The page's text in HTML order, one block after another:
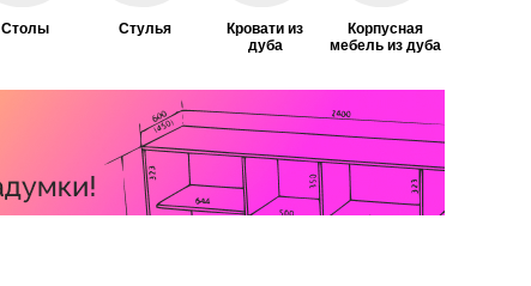
Столы Стулья
Кровати из
дуба
Корпусная
мебель из дуба